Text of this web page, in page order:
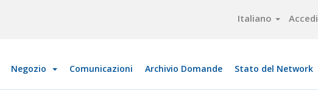
Italiano Accedi
Negozio Comunicazioni Archivio Domande Stato del Network